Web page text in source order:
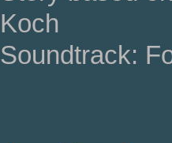
Koch
Soundtrack: